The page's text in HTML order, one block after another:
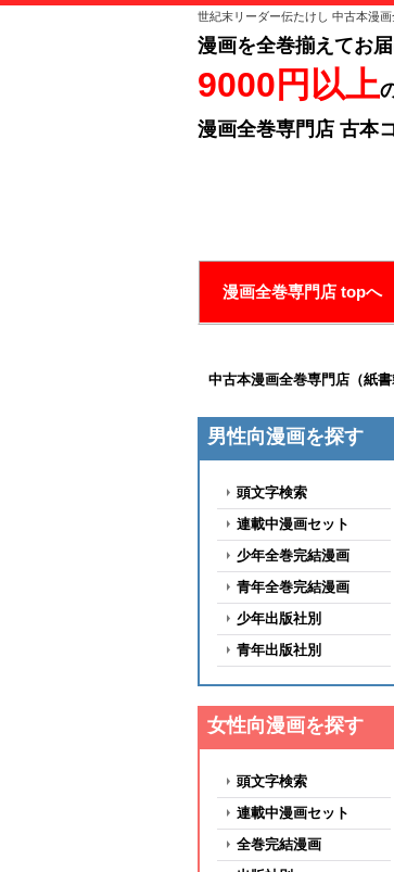
世紀末リーダー伝たけし 中古本漫
漫画を全巻揃えてお
9000円以上
漫画全巻専門店 古本
漫画全巻専門店 topへ
中古本漫画全巻専門店（紙
男性向漫画を探す
頭文字検索
連載中漫画セット
少年全巻完結漫画
青年全巻完結漫画
少年出版社別
青年出版社別
女性向漫画を探す
頭文字検索
連載中漫画セット
全巻完結漫画